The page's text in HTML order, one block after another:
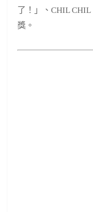
了！」、 CHIL CHIL
獎。